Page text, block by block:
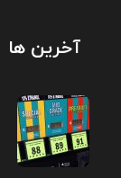
آخرین ها